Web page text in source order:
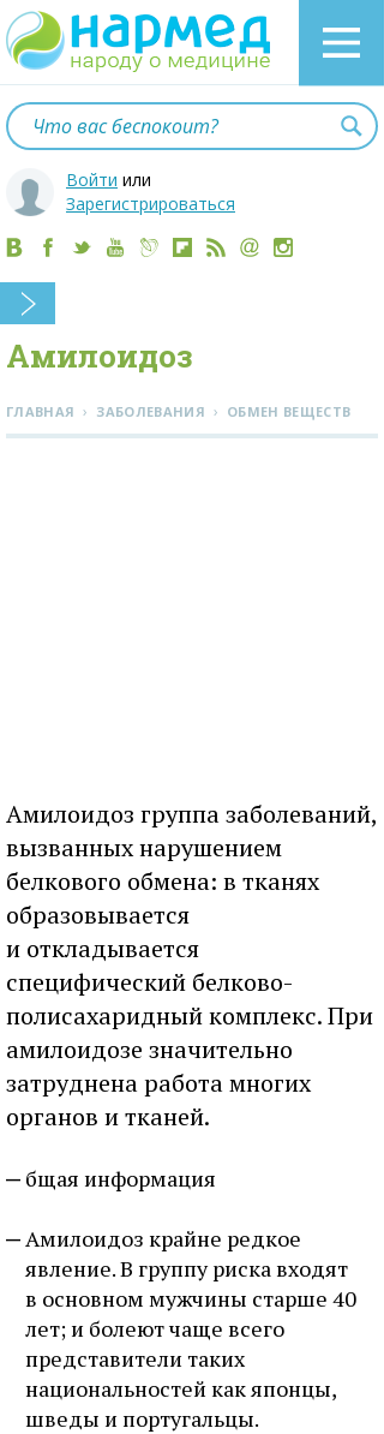
Войти или
Зарегистрироваться
Амилоидоз
ГЛАВНАЯ › ЗАБОЛЕВАНИЯ › ОБМЕН ВЕЩЕСТВ
Амилоидоз группа заболеваний,
вызванных нарушением
белкового обмена: в тканях
образовывается
и откладывается
специфический белково-
полисахаридный комплекс. При
амилоидозе значительно
затруднена работа многих
органов и тканей.
бщая информация
Амилоидоз крайне редкое
явление. В группу риска входят
в основном мужчины старше 40
лет; и болеют чаще всего
представители таких
национальностей как японцы,
шведы и португальцы.